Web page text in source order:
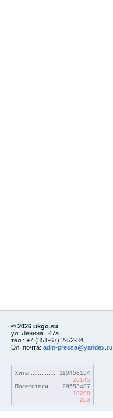
© 2026 ukgo.su
ул. Ленина, 47а
тел.: +7 (351-67) 2-52-34
Эл. почта: adm-pressa@yandex.ru
Хиты
110458154
26145
Посетители
29553487
18208
263